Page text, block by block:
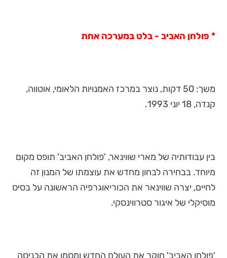
* פולחן האביב - בלט במערכה אחת
משך: 50 דקות, נוצר במרכז האמנויות הלאומי, אוטווה,
קנדה, 18 יוני 1993.
בין עבודותיה של מארי שווינאר, 'פולחן האביב' תופס מקום
מיוחד. בבחירה לבחון מחדש את עוצמתו של המנון זה
לחיים, יצרה שווינאר את הכוריאוגרפיה הראשונה על בסיס
מוסיקלי של איגור סטרווינסקי.
'פולחן האביב' חוקר את העולם החדש ומסמן את הכניסה